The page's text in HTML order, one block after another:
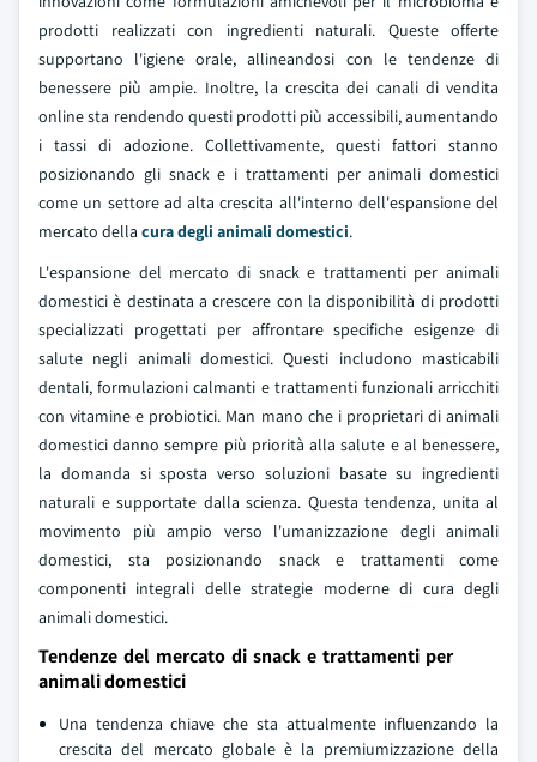
prodotti realizzati con ingredienti naturali. Queste offerte
supportano l'igiene orale, allineandosi con le tendenze di
benessere più ampie. Inoltre, la crescita dei canali di vendita
online sta rendendo questi prodotti più accessibili, aumentando
i tassi di adozione. Collettivamente, questi fattori stanno
posizionando gli snack e i trattamenti per animali domestici
come un settore ad alta crescita all'interno dell'espansione del
mercato della cura degli animali domestici.
L'espansione del mercato di snack e trattamenti per animali
domestici è destinata a crescere con la disponibilità di prodotti
specializzati progettati per affrontare specifiche esigenze di
salute negli animali domestici. Questi includono masticabili
dentali, formulazioni calmanti e trattamenti funzionali arricchiti
con vitamine e probiotici. Man mano che i proprietari di animali
domestici danno sempre più priorità alla salute e al benessere,
la domanda si sposta verso soluzioni basate su ingredienti
naturali e supportate dalla scienza. Questa tendenza, unita al
movimento più ampio verso l'umanizzazione degli animali
domestici, sta posizionando snack e trattamenti come
componenti integrali delle strategie moderne di cura degli
animali domestici.
Tendenze del mercato di snack e trattamenti per
animali domestici
Una tendenza chiave che sta attualmente influenzando la
crescita del mercato globale è la premiumizzazione della